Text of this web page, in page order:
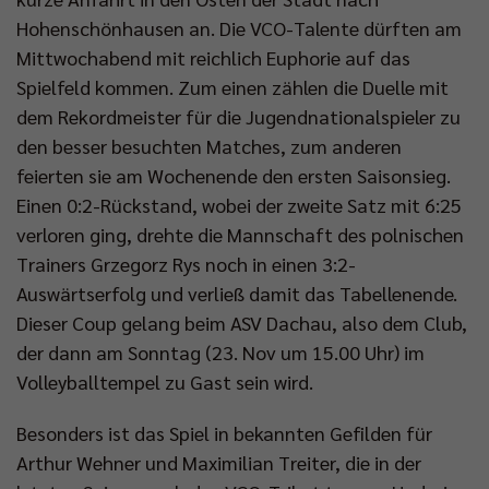
Hohenschönhausen an. Die VCO-Talente dürften am
Mittwochabend mit reichlich Euphorie auf das
Spielfeld kommen. Zum einen zählen die Duelle mit
dem Rekordmeister für die Jugendnationalspieler zu
den besser besuchten Matches, zum anderen
feierten sie am Wochenende den ersten Saisonsieg.
Einen 0:2-Rückstand, wobei der zweite Satz mit 6:25
verloren ging, drehte die Mannschaft des polnischen
Trainers Grzegorz Rys noch in einen 3:2-
Auswärtserfolg und verließ damit das Tabellenende.
Dieser Coup gelang beim ASV Dachau, also dem Club,
der dann am Sonntag (23. Nov um 15.00 Uhr) im
Volleyballtempel zu Gast sein wird.
Besonders ist das Spiel in bekannten Gefilden für
Arthur Wehner und Maximilian Treiter, die in der
Impressum|Datenschutzerklärung